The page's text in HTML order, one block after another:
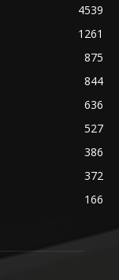
4539
1261
875
844
636
527
386
372
166